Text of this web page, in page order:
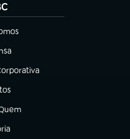
aba)
nova aba)
aba)
nova aba)
aba)
nova aba)